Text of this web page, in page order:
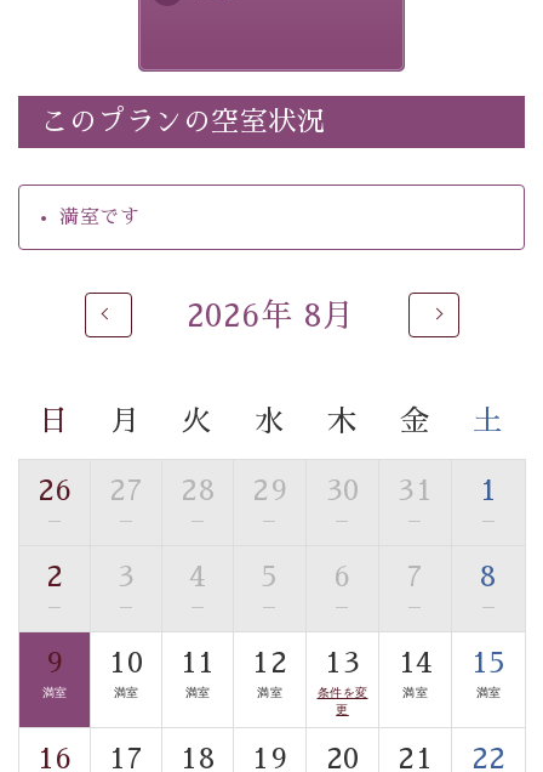
いう昔の暦による料理表現）
・朝食はこだわりの味噌汁をはじめとした和定食
【温泉】
自家源泉「美翠源泉」は酸化の進みが遅く新鮮で若返り
るご入浴をお愉しみください。
■お座敷風呂（大浴場）
す。
■貸切温泉風呂 （40分無料）
眺望はございませんが、源泉掛け流しの温泉の質を楽し
トな空間をお愉しみください。
【旅】
■諏訪大社4社を巡る無料参拝バス
豊富な知識を持ったドライバー兼ガイドが諏訪大社をご
案内します。事前ご予約制ですので、ご利用ご希望の方
は【3日前まで】にお電話ください。
このプランの空室状況
満室です
2026年 8月
日 月 火 水 木 金 土
26
—
27
—
28
—
29
—
30
—
31
—
1
—
2
—
3
—
4
—
5
—
6
—
7
—
8
—
9
満室
10
満室
11
満室
12
満室
13
条件を変
更
14
満室
15
満室
16 17 18 19 20 21 22